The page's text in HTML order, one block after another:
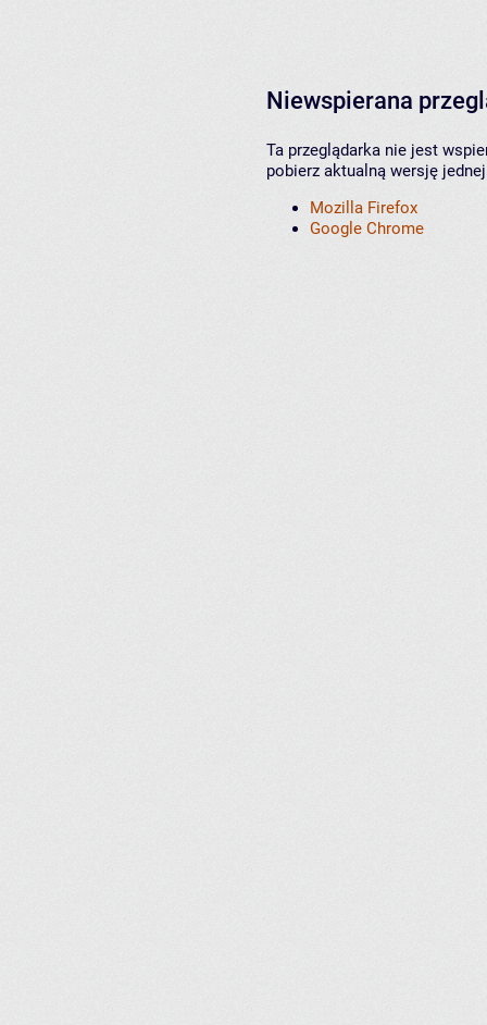
Niewspierana
Ta przeglądarka nie jest
pobierz aktualną wersję
Mozilla Firefox
Google Chrome